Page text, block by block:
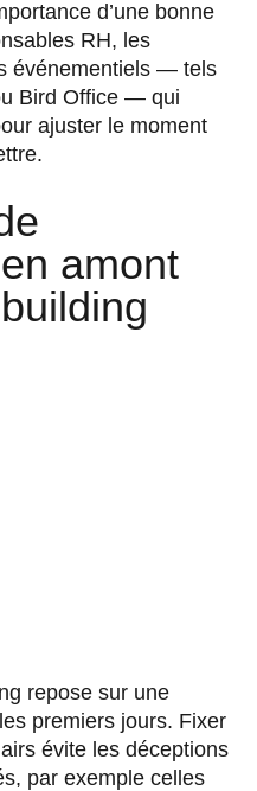
d’une bonne
RH, les
événementiels — tels
Bird Office — qui
ajuster le moment
amont
repose sur une
premiers jours. Fixer
évite les déceptions
par exemple celles